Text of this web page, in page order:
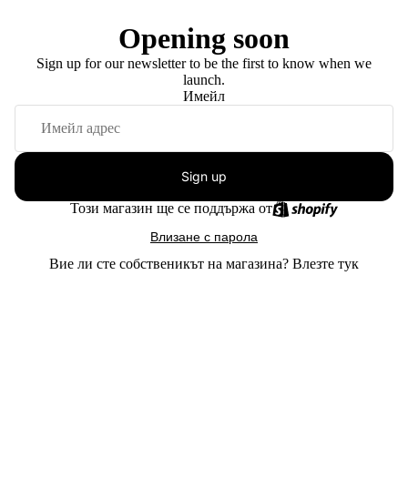
Opening soon
Sign up for our newsletter to be the first to know when we
launch.
Имейл
Sign up
Този магазин ще се поддържа от
Влизане с парола
Вие ли сте собственикът на магазина? Влезте тук